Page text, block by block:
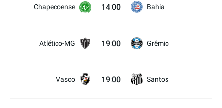
Chapecoense 14:00 Bahia
Atlético-MG 19:00 Grêmio
Vasco 19:00 Santos